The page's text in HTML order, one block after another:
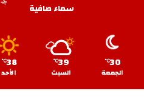
سماء صافية
30
℃
الجمعة
39
℃
السبت
38
℃
الأحد